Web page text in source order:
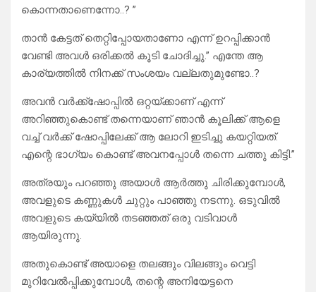
കൊന്നതാണെന്നോ..? ”
താൻ കേട്ടത് തെറ്റിപ്പോയതാണോ എന്ന് ഉറപ്പിക്കാൻ
വേണ്ടി അവൾ ഒരിക്കൽ കൂടി ചോദിച്ചു.” എന്തേ ആ
കാര്യത്തിൽ നിനക്ക് സംശയം വല്ലതുമുണ്ടോ..?
അവൻ വർക്ക്ഷോപ്പിൽ ഒറ്റയ്ക്കാണ് എന്ന്
അറിഞ്ഞുകൊണ്ട് തന്നെയാണ് ഞാൻ കൂലിക്ക് ആളെ
വച്ച് വർക്ക് ഷോപ്പിലേക്ക് ആ ലോറി ഇടിച്ചു കയറ്റിയത്.
എന്റെ ഭാഗ്യം കൊണ്ട് അവനപ്പോൾ തന്നെ ചത്തു കിട്ടി.”
അത്രയും പറഞ്ഞു അയാൾ ആർത്തു ചിരിക്കുമ്പോൾ,
അവളുടെ കണ്ണുകൾ ചുറ്റും പാഞ്ഞു നടന്നു. ഒടുവിൽ
അവളുടെ കയ്യിൽ തടഞ്ഞത് ഒരു വടിവാൾ
ആയിരുന്നു.
അതുകൊണ്ട് അയാളെ തലങ്ങും വിലങ്ങും വെട്ടി
മുറിവേൽപ്പിക്കുമ്പോൾ, തന്റെ അനിയേട്ടനെ